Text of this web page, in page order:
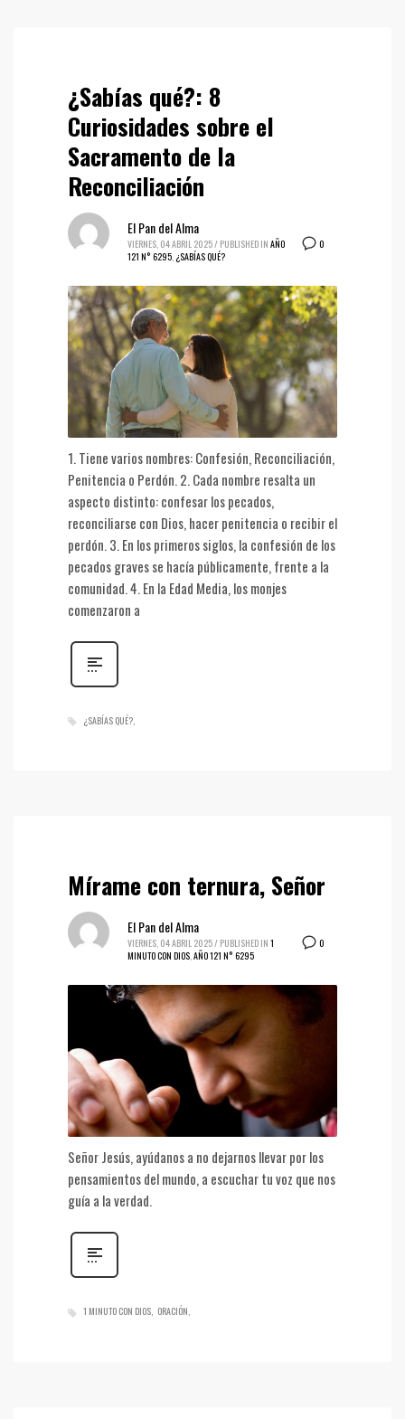
¿Sabías qué?: 8
Curiosidades sobre el
Sacramento de la
Reconciliación
0
El Pan del Alma
VIERNES, 04 ABRIL 2025/ PUBLISHED IN AÑO
121 N° 6295 ¿SABÍAS QUÉ?
1. Tiene varios nombres: Confesión, Reconciliación,
Penitencia o Perdón. 2. Cada nombre resalta un
aspecto distinto: confesar los pecados,
reconciliarse con Dios, hacer penitencia o recibir el
perdón. 3. En los primeros siglos, la confesión de los
pecados graves se hacía públicamente, frente a la
comunidad. 4. En la Edad Media, los monjes
comenzaron a
¿SABÍAS QUÉ?
Mírame con ternura, Señor
0
El Pan del Alma
VIERNES, 04 ABRIL 2025/ PUBLISHED IN 1
MINUTO CON DIOS,AÑO 121 N° 6295
Señor Jesús, ayúdanos a no dejarnos llevar por los
pensamientos del mundo, a escuchar tu voz que nos
guía a la verdad.
1 MINUTO CON DIOS ORACIÓN